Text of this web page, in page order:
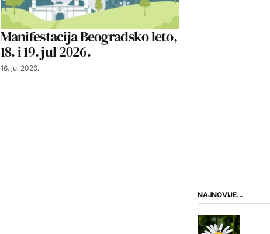
Manifestacija Beogradsko leto,
18. i 19. jul 2026.
16. jul 2026.
NAJNOVIJE...